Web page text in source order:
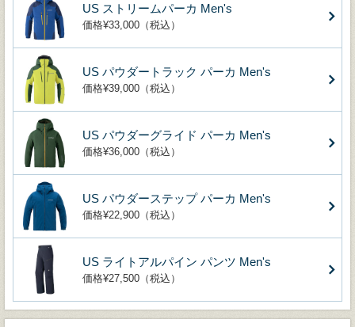
US ストリームパーカ Men's
価格¥33,000（税込）
US パウダートラック パーカ Men's
価格¥39,000（税込）
US パウダーグライド パーカ Men's
価格¥36,000（税込）
US パウダーステップ パーカ Men's
価格¥22,900（税込）
US ライトアルパイン パンツ Men's
価格¥27,500（税込）